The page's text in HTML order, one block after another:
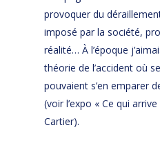
provoquer du
imposé par la société,
réalité… À l’époque
théorie de l’accident où
pouvaient s’en emparer
(voir l’expo « Ce qui
Cartier).